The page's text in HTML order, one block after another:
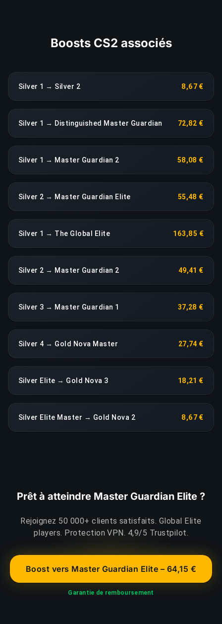
Boosts CS2 associés
Silver 1 → Silver 2 8,67 €
Silver 1 → Distinguished Master Guardian 72,82 €
Silver 1 → Master Guardian 2 58,08 €
Silver 2 → Master Guardian Elite 55,48 €
Silver 1 → The Global Elite 163,85 €
Silver 2 → Master Guardian 2 49,41 €
Silver 3 → Master Guardian 1 37,28 €
Silver 4 → Gold Nova Master 27,74 €
Silver Elite → Gold Nova 3 18,21 €
Silver Elite Master → Gold Nova 2 8,67 €
Prêt à atteindre Master Guardian Elite ?
Rejoignez 50 000+ clients satisfaits. Global Elite
players. Protection VPN. 4,9/5 Trustpilot.
Boost vers Master Guardian Elite – 64,15 €
Garantie de remboursement